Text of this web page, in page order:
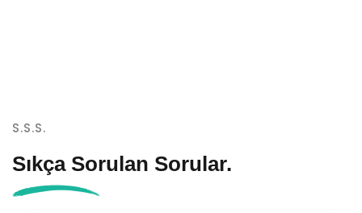
S.S.S.
Sıkça Sorulan Sorular.